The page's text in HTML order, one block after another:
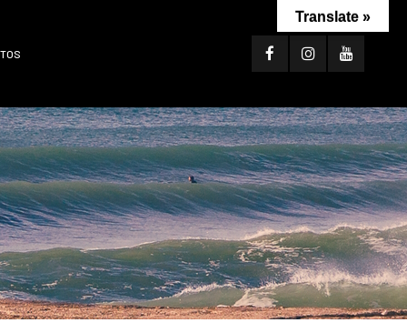
Translate »